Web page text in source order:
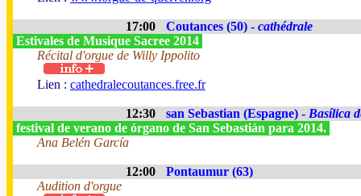
17:00 Coutances (50) - cathédrale
Estivales de Musique Sacree 2014
Récital d'orgue de Willy Ippolito
Lien : cathedralecoutances.free.fr
12:30 san Sebastian (Espagne) - Basílica
festival de verano de órgano de San Sebastián para 2014.
Ana Belén García
12:00
Pontaumur (63)
Audition d'orgue